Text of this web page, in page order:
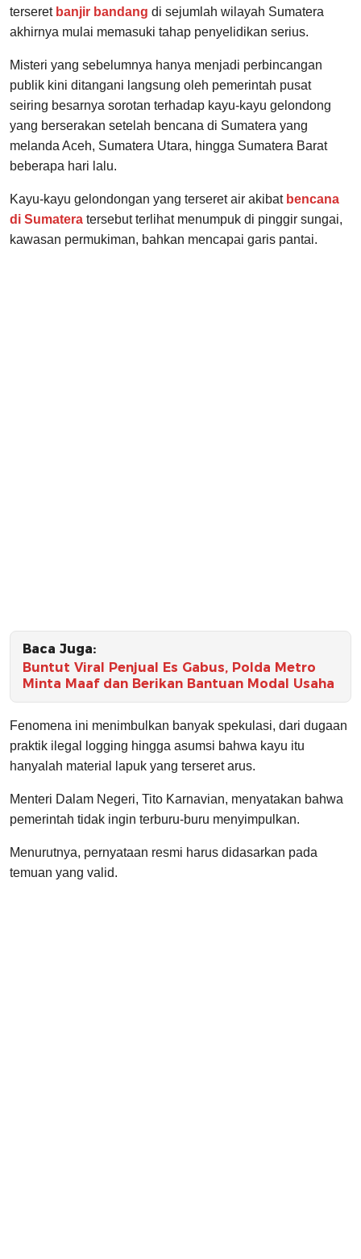
terseret banjir bandang di sejumlah wilayah Sumatera
akhirnya mulai memasuki tahap penyelidikan serius.
Misteri yang sebelumnya hanya menjadi perbincangan
publik kini ditangani langsung oleh pemerintah pusat
seiring besarnya sorotan terhadap kayu-kayu gelondong
yang berserakan setelah bencana di Sumatera yang
melanda Aceh, Sumatera Utara, hingga Sumatera Barat
beberapa hari lalu.
Kayu-kayu gelondongan yang terseret air akibat bencana
di Sumatera tersebut terlihat menumpuk di pinggir sungai,
kawasan permukiman, bahkan mencapai garis pantai.
Baca Juga:
Buntut Viral Penjual Es Gabus, Polda Metro
Minta Maaf dan Berikan Bantuan Modal Usaha
Fenomena ini menimbulkan banyak spekulasi, dari dugaan
praktik ilegal logging hingga asumsi bahwa kayu itu
hanyalah material lapuk yang terseret arus.
Menteri Dalam Negeri, Tito Karnavian, menyatakan bahwa
pemerintah tidak ingin terburu-buru menyimpulkan.
Menurutnya, pernyataan resmi harus didasarkan pada
temuan yang valid.